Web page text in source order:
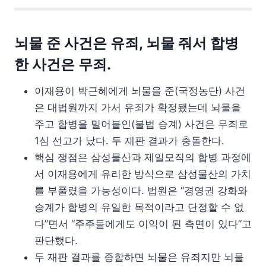
뇌물 준 사건은 유죄, 뇌물 줘서 합병
한 사건은 무죄.
이재용이 박근혜에게 뇌물을 준(국정농단) 사건
은 대법원까지 가서 유죄가 확정됐는데 뇌물을
주고 합병을 밀어붙인(불법 승계) 사건은 무죄로
1심 선고가 났다. 두 재판 결과가 충돌한다.
핵심 쟁점은 삼성물산과 제일모직의 합병 과정에
서 이재용에게 유리한 방식으로 삼성물산의 가치
를 부풀렸을 가능성이다. 법원은 “경영권 강화와
승계가 합병의 유일한 목적이라고 단정할 수 없
다”면서 “주주들에게도 이익이 된 측면이 있다”고
판단했다.
두 재판 결과를 종합하면 뇌물은 유죄지만 뇌물